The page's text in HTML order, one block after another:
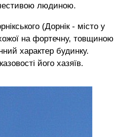
людиною.
(Дорнік - місто у
на фортечну, товщиною
характер будинку.
його хазяїв.